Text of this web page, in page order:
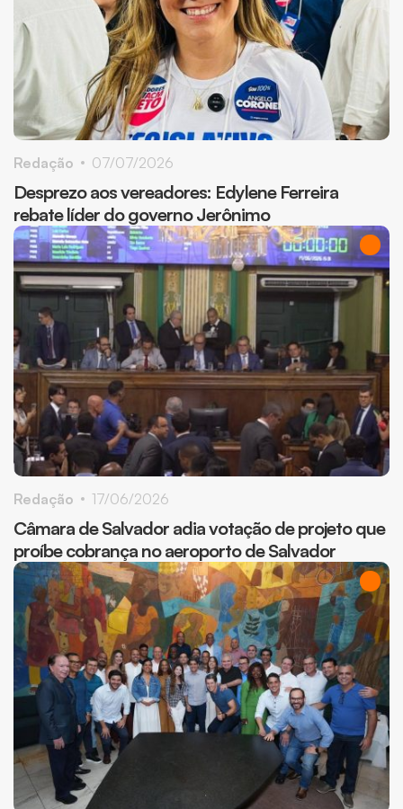
Desprezo aos vereadores: Edylene Ferreira
rebate líder do governo Jerônimo
Redação 07/07/2026
Câmara de Salvador adia votação de projeto que
proíbe cobrança no aeroporto de Salvador
Redação 17/06/2026